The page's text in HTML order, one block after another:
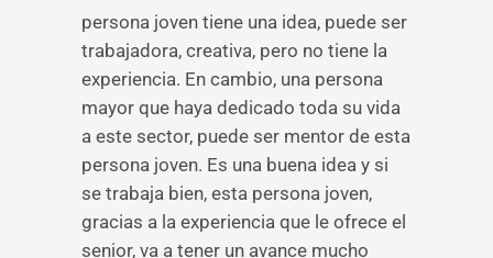
persona joven tiene una idea, puede ser
trabajadora, creativa, pero no tiene la
experiencia. En cambio, una persona
mayor que haya dedicado toda su vida
a este sector, puede ser mentor de esta
persona joven. Es una buena idea y si
se trabaja bien, esta persona joven,
gracias a la experiencia que le ofrece el
senior, va a tener un avance mucho